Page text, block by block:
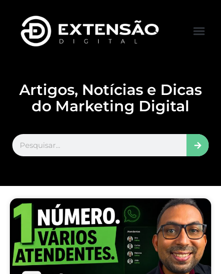
Artigos, Notícias e Dicas
do Marketing Digital